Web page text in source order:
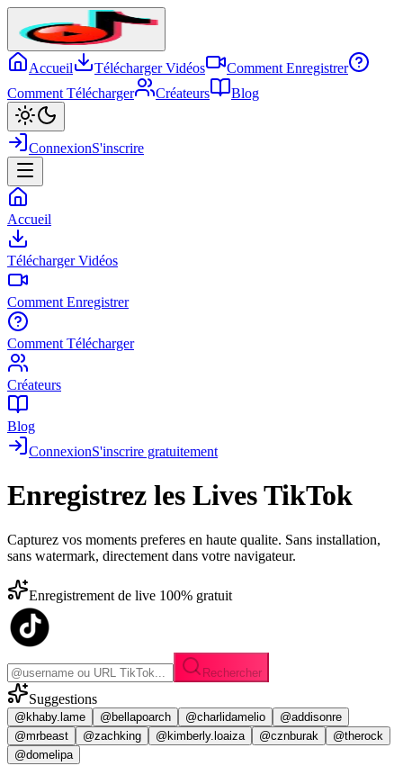
Accueil Télécharger Vidéos
Comment Enregistrer
Comment Télécharger
Créateurs Blog
ConnexionS'inscrire
Accueil
Télécharger Vidéos
Comment Enregistrer
Comment Télécharger
Créateurs
Blog
ConnexionS'inscrire gratuitement
Enregistrez les Lives TikTok
Capturez vos moments preferes en haute qualite. Sans installation,
sans watermark, directement dans votre navigateur.
Enregistrement de live 100% gratuit
Rechercher
Suggestions
@khaby.lame @bellapoarch @charlidamelio
@addisonre
@mrbeast
@zachking @kimberly.loaiza @cznburak
@therock
@domelipa